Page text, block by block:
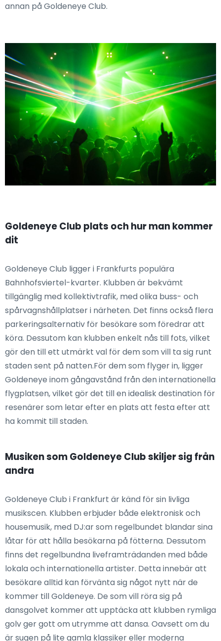
annan på Goldeneye Club.
Goldeneye Club plats och hur man kommer
dit
Goldeneye Club ligger i Frankfurts populära
Bahnhofsviertel-kvarter. Klubben är bekvämt
tillgänglig med kollektivtrafik, med olika buss- och
spårvagnshållplatser i närheten. Det finns också flera
parkeringsalternativ för besökare som föredrar att
köra. Dessutom kan klubben enkelt nås till fots, vilket
gör den till ett utmärkt val för dem som vill ta sig runt
staden sent på natten.För dem som flyger in, ligger
Goldeneye inom gångavstånd från den internationella
flygplatsen, vilket gör det till en idealisk destination för
resenärer som letar efter en plats att festa efter att
ha kommit till staden.
Musiken som Goldeneye Club skiljer sig från
andra
Goldeneye Club i Frankfurt är känd för sin livliga
musikscen. Klubben erbjuder både elektronisk och
housemusik, med DJ:ar som regelbundet blandar sina
låtar för att hålla besökarna på fötterna. Dessutom
finns det regelbundna liveframträdanden med både
lokala och internationella artister. Detta innebär att
besökare alltid kan förvänta sig något nytt när de
kommer till Goldeneye. De som vill röra sig på
dansgolvet kommer att upptäcka att klubben rymliga
golv ger gott om utrymme att dansa. Oavsett om du
är sugen på lite gamla klassiker eller moderna